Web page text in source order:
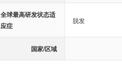
全球最高研发状态适
应症
脱发
国家/区域